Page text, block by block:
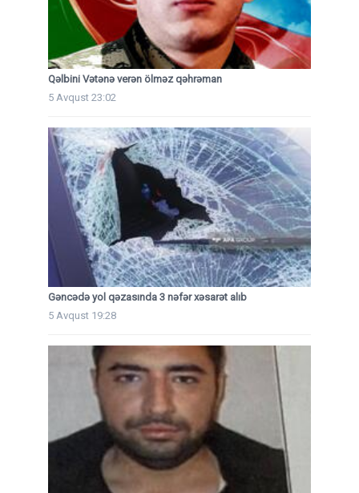
Qəlbini Vətənə verən ölməz qəhrəman
5 Avqust 23:02
Gəncədə yol qəzasında 3 nəfər xəsarət alıb
5 Avqust 19:28